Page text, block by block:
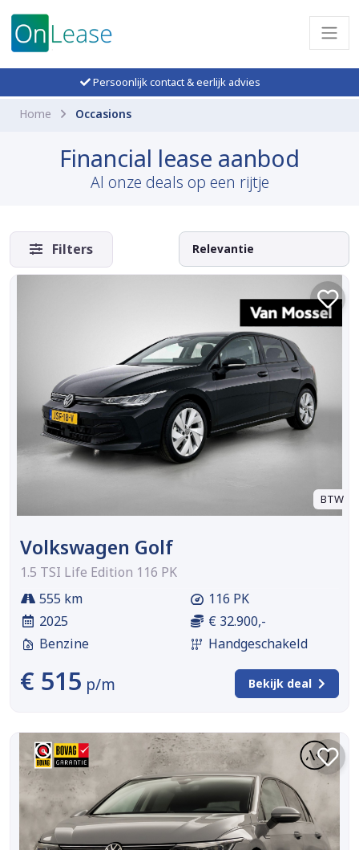
Persoonlijk contact & eerlijk advies
Home Occasions
Financial lease aanbod
Al onze deals op een rijtje
Filters
BTW
Volkswagen Golf
1.5 TSI Life Edition 116 PK
555 km
2025
Benzine
116 PK
€ 32.900,-
Handgeschakeld
€ 515 p/m Bekijk deal